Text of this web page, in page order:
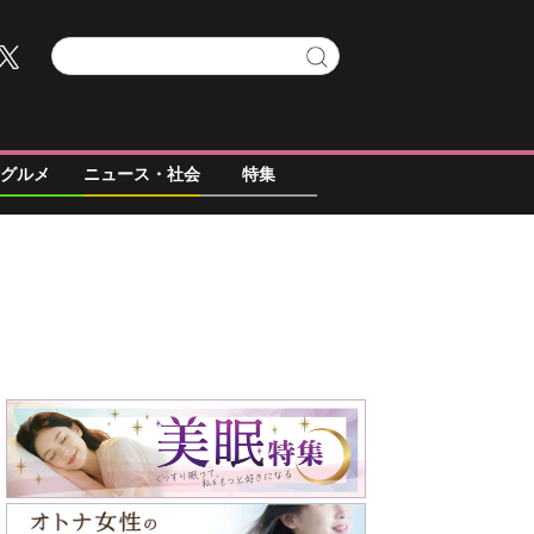
グルメ ニュース・社会 特集